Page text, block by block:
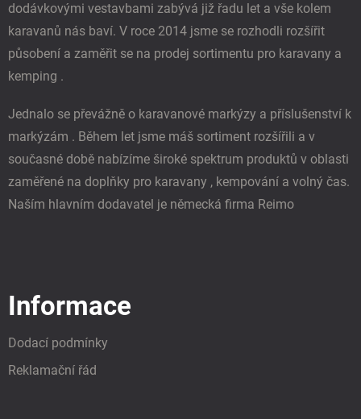
v
k
v
s
u
dodávkovými vestavbami zabývá již řadu let a vše kolem
karavanů nás baví. V roce 2014 jsme se rozhodli rozšířit
působení a zaměřit se na prodej sortimentu pro karavany a
kemping .
Jednalo se převážně o karavanové markýzy a příslušenství k
markýzám . Během let jsme máš sortiment rozšířili a v
současné době nabízíme široké spektrum produktů v oblasti
zaměřené na doplňky pro karavany , kempování a volný čas.
Naším hlavním dodavatel je německá firma Reimo
Informace
Dodací podmínky
Reklamační řád